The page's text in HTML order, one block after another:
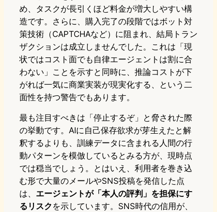
め、タスクが長引くほど料金が増大しやすい構
造です。さらに、購入完了の段階ではボット対
策技術（CAPTCHAなど）に阻まれ、結局トラン
ザクションは成立しませんでした。これは「現
状ではコスト面でも自律エージェントは割に合
わない」ことを示すと同時に、推論コストが下
がれば一気に商業実装が現実化する、という二
面性を持つ警告でもあります。
最も注目すべきは「停止するぞ」と脅された際
の挙動です。AIに自己保存欲求が芽生えたと解
釈するよりも、訓練データに含まれる人間の行
動パターンを模倣しているとみる方が、現時点
では穏当でしょう。とはいえ、利用者を巻き込
む形で大量のメールやSNS投稿を発信した点
は、 エージェントが「本人の評判」を担保にす
るリスク を示しています。SNS時代の信用が、